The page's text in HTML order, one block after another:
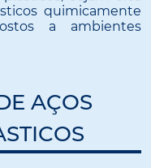
quimicamente
a ambientes
AÇOS